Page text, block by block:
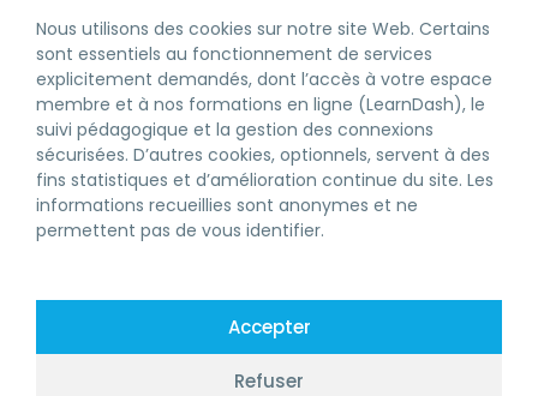
Nous utilisons des cookies sur notre site Web. Certains
sont essentiels au fonctionnement de services
explicitement demandés, dont l’accès à votre espace
membre et à nos formations en ligne (LearnDash), le
suivi pédagogique et la gestion des connexions
sécurisées. D’autres cookies, optionnels, servent à des
fins statistiques et d’amélioration continue du site. Les
informations recueillies sont anonymes et ne
permettent pas de vous identifier.
Accepter
Refuser
SOUSCRIRE
LICENCE RBQ
DEVENIR MEMBRE
FORMATIONS RBQ
ENTREPRENEUR GÉNÉRAL